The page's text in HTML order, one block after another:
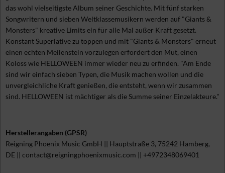
das wohl vielseitigste Album seiner Geschichte. Mit fünf starken
Songwritern und sieben Weltklassemusikern werden auf "Giants &
Monsters" kreative Limits ein für alle Mal außer Kraft gesetzt.
Konstant Superlative zu toppen und mit "Giants & Monsters" erneut
einen echten Meilenstein vorzulegen erfordert den Mut, einen
Koloss wie HELLOWEEN immer wieder neu zu erfinden. "Am Ende
sind wir einfach sieben Typen, die Musik machen wollen und die
unvergleichliche Kraft genießen, die entsteht, wenn wir zusammen
sind. HELLOWEEN ist mächtiger als die Summe seiner Einzelakteure."
Herstellerangaben (GPSR)
Reigning Phoenix Music GmbH || Hauptstraße 3, 75242 Hamberg,
DE || contact@reigningphoenixmusic.com || +4972348069401